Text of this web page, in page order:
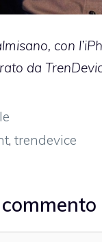
con
da
,trendevice